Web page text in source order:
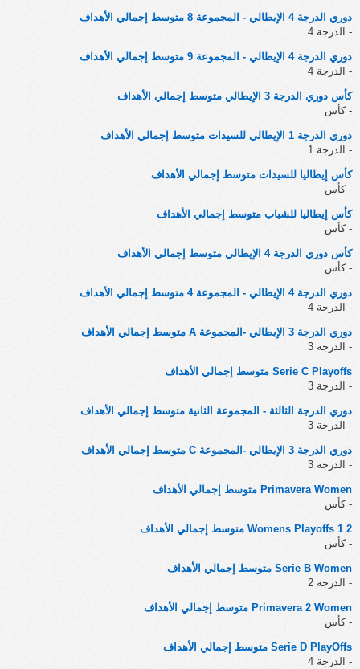
دوري الدرجة 4 الإيطالي - المجموعة 8 متوسط إجمالي الأهداف
- الدرجة 4
دوري الدرجة 4 الإيطالي - المجموعة 9 متوسط إجمالي الأهداف
- الدرجة 4
كأس دوري الدرجة 3 الإيطالي متوسط إجمالي الأهداف
- كأس
دوري الدرجة 1 الإيطالي للسيدات متوسط إجمالي الأهداف
- الدرجة 1
كأس إيطاليا للسيدات متوسط إجمالي الأهداف
- كأس
كأس إيطاليا للشباب متوسط إجمالي الأهداف
- كأس
كأس دوري الدرجة 4 الإيطالي متوسط إجمالي الأهداف
- كأس
دوري الدرجة 4 الإيطالي - المجموعة 4 متوسط إجمالي الأهداف
- الدرجة 4
دوري الدرجة 3 الإيطالي -المجموعة A متوسط إجمالي الأهداف
- الدرجة 3
Serie C Playoffs متوسط إجمالي الأهداف
- الدرجة 3
دوري الدرجة الثالثة - المجموعة الثانية متوسط إجمالي الأهداف
- الدرجة 3
دوري الدرجة 3 الإيطالي -المجموعة C متوسط إجمالي الأهداف
- الدرجة 3
Primavera Women متوسط إجمالي الأهداف
- كأس
Womens Playoffs 1 2 متوسط إجمالي الأهداف
- كأس
Serie B Women متوسط إجمالي الأهداف
- الدرجة 2
Primavera 2 Women متوسط إجمالي الأهداف
- كأس
Serie D PlayOffs متوسط إجمالي الأهداف
- الدرجة 4